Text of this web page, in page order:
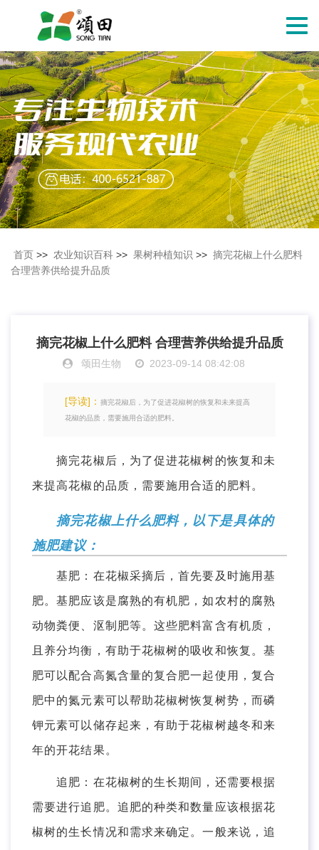
切
导
航
首页 >> 农业知识百科 >> 果树种植知识 >> 摘完花椒上什么肥料
合理营养供给提升品质
摘完花椒上什么肥料 合理营养供给提升品质
颂田生物 2023-09-14 08:42:08
[导读]： 摘完花椒后，为了促进花椒树的恢复和未来提高
花椒的品质，需要施用合适的肥料。
摘完花椒后，为了促进花椒树的恢复和未
来提高花椒的品质，需要施用合适的肥料。
摘完花椒上什么肥料，以下是具体的
施肥建议：
基肥：在花椒采摘后，首先要及时施用基
肥。基肥应该是腐熟的有机肥，如农村的腐熟
动物粪便、沤制肥等。这些肥料富含有机质，
且养分均衡，有助于花椒树的吸收和恢复。基
肥可以配合高氮含量的复合肥一起使用，复合
肥中的氮元素可以帮助花椒树恢复树势，而磷
钾元素可以储存起来，有助于花椒树越冬和来
年的开花结果。
追肥：在花椒树的生长期间，还需要根据
需要进行追肥。追肥的种类和数量应该根据花
椒树的生长情况和需求来确定。一般来说，追